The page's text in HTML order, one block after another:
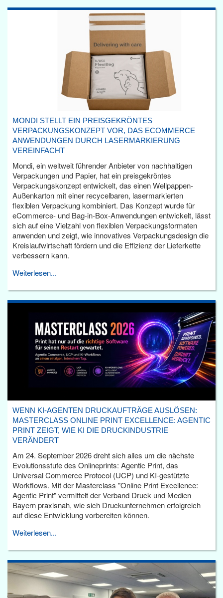
MONDI STELLT EIN PREISGEKRÖNTES
VERPACKUNGSKONZEPT VOR, DAS ECOMMERCE
ANWENDUNGEN DURCH LASERMARKIERUNG
VEREINFACHT
Mondi, ein weltweit führender Anbieter von nachhaltigen
Verpackungen und Papier, hat ein preisgekröntes
Verpackungskonzept entwickelt, das einen Wellpappen-
Außenkarton mit einer recycelbaren, lasermarkierten
flexiblen Verpackung kombiniert. Das Konzept wurde für
eCommerce- und Bag-in-Box-Anwendungen entwickelt, lässt
sich auf eine Vielzahl von flexiblen Verpackungsformaten
anwenden und zeigt, wie innovatives Verpackungsdesign die
Kreislaufwirtschaft fördern und die Effizienz der Lieferkette
verbessern kann.
Weiterlesen...
WENN KI-AGENTEN DRUCKAUFTRÄGE AUSLÖSEN:
MASTERCLASS ONLINE PRINT EXCELLENCE: AGENTIC
PRINT ZEIGT, WIE KI DIE DRUCKINDUSTRIE
VERÄNDERT
Am 24. September 2026 dreht sich alles um die nächste
Evolutionsstufe des Onlineprints: Agentic Print, das
Universal Commerce Protocol (UCP) und KI-gestützte
Workflows. Mit der Masterclass "Online Print Excellence:
Agentic Print" vermittelt der Verband Druck und Medien
Bayern praxisnah, wie sich Druckunternehmen erfolgreich
auf diese Entwicklung vorbereiten können.
Weiterlesen...